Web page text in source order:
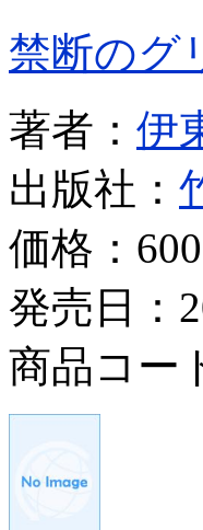
禁断のグ
著者： 伊
出版社：
価格：
発売日：
商品コー